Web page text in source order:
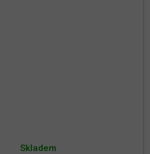
hodnotenieSkladem